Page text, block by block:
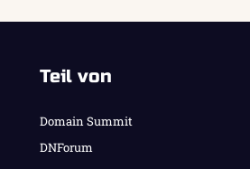
Teil von
Domain Summit
DNForum